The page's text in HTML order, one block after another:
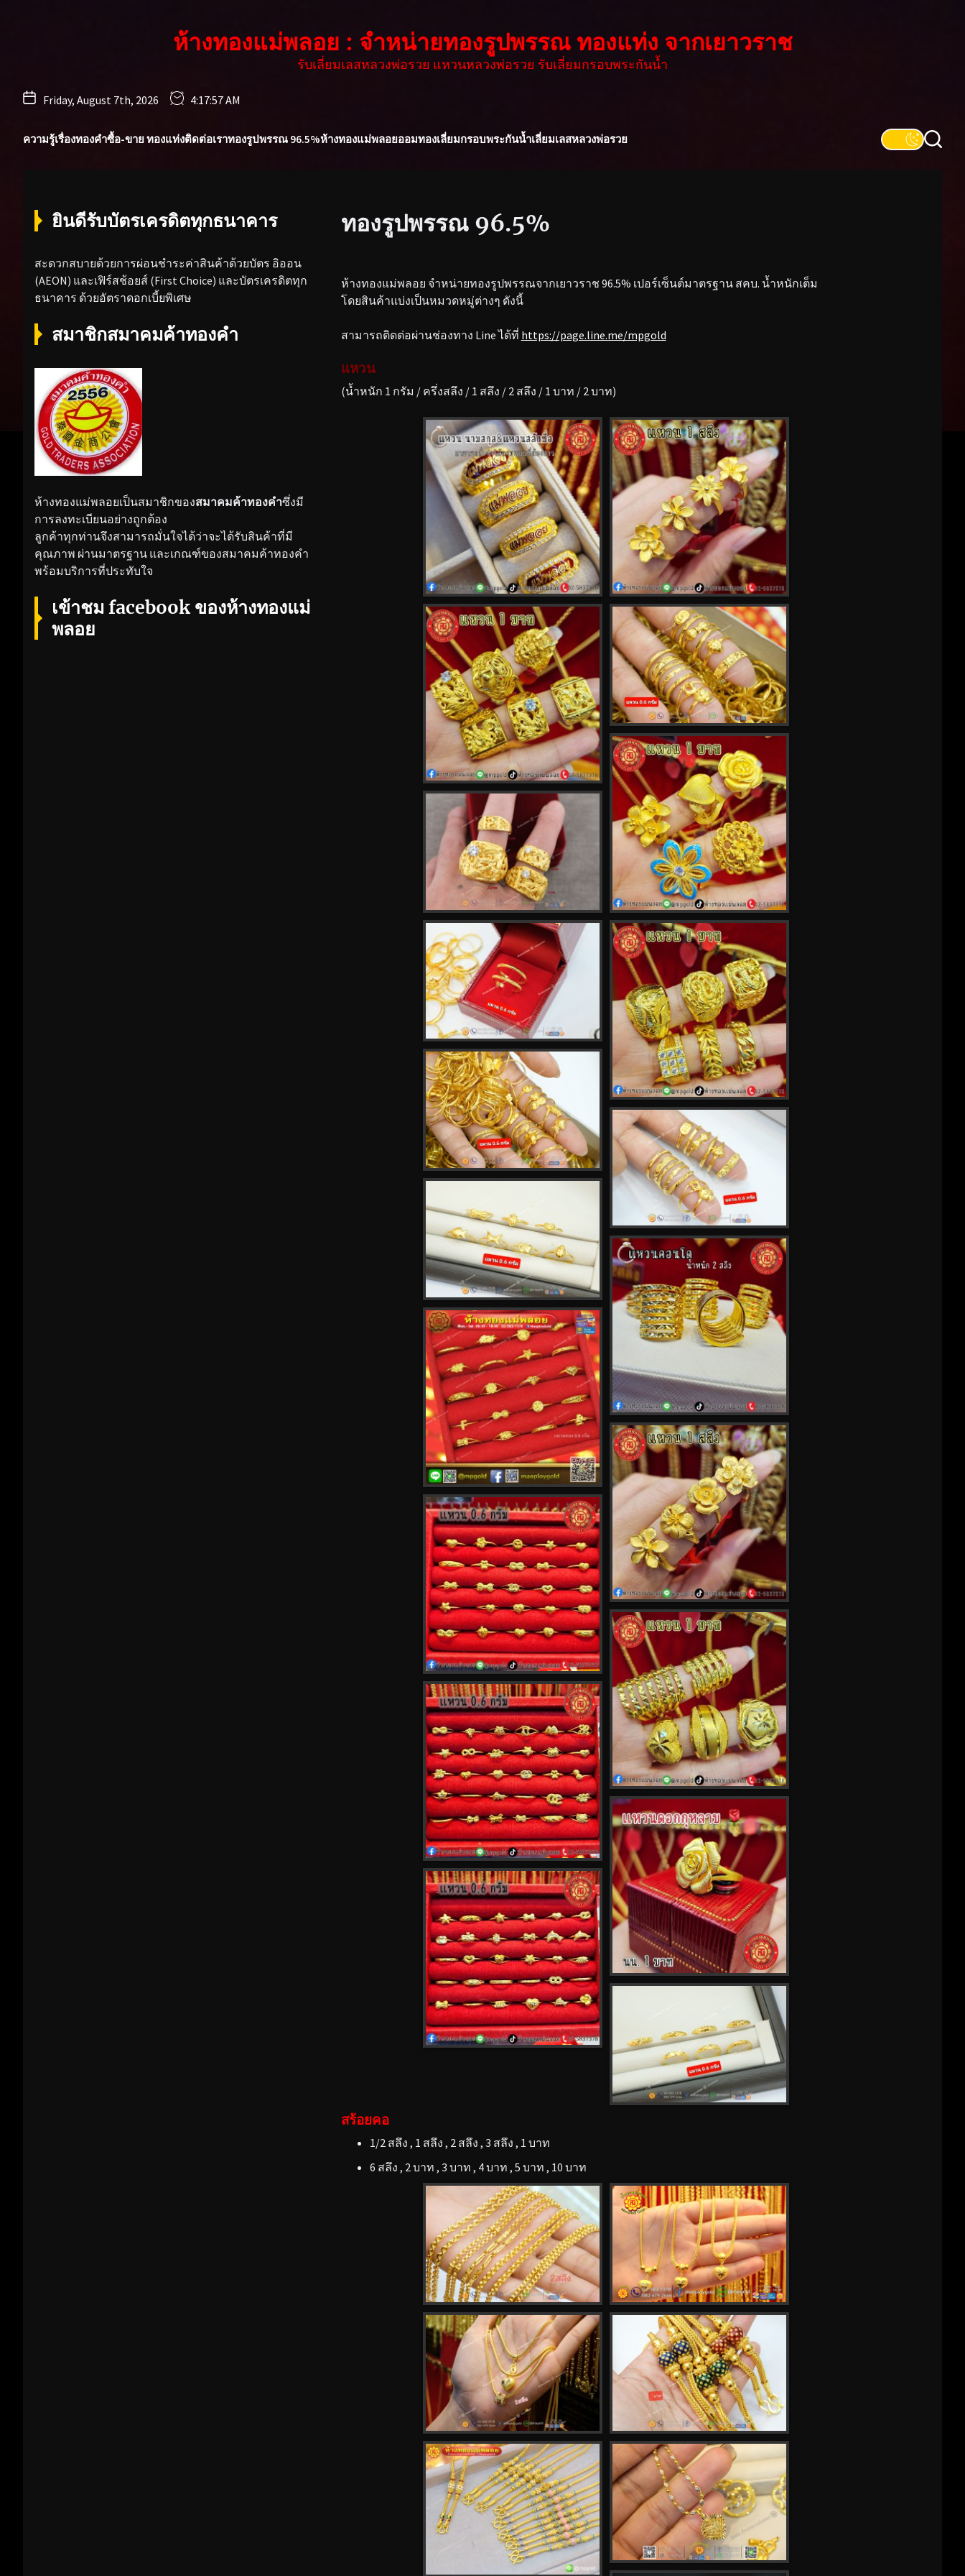
ห้างทองแม่พลอย : จำหน่ายทองรูปพรรณ ทองแท่ง จากเยาวราช
รับเลี่ยมเลสหลวงพ่อรวย แหวนหลวงพ่อรวย รับเลี่ยมกรอบพระกันน้ำ
Friday, August 7th, 2026 4:17:59 AM
ความรู้เรื่องทองคำซื้อ-ขาย ทองแท่งติดต่อเราทองรูปพรรณ 96.5%ห้างทองแม่พลอยออมทองเลี่ยมกรอบพระกันน้ำเลี่ยมเลสหลวงพ่อรวย
ทองรูปพรรณ 96.5%
ห้างทองแม่พลอย จำหน่ายทองรูปพรรณจากเยาวราช 96.5% เปอร์เซ็นต์มาตรฐาน สคบ. น้ำหนักเต็ม
โดยสินค้าแบ่งเป็นหมวดหมู่ต่างๆ ดังนี้
สามารถติดต่อผ่านช่องทาง Line ได้ที่ https://page.line.me/mpgold
แหวน
(น้ำหนัก 1 กรัม / ครึ่งสลึง / 1 สลึง / 2 สลึง / 1 บาท / 2 บาท)
สร้อยคอ
1/2 สลึง , 1 สลึง , 2 สลึง , 3 สลึง , 1 บาท
6 สลึง , 2 บาท , 3 บาท , 4 บาท , 5 บาท , 10 บาท
ยินดีรับบัตรเครดิตทุกธนาคาร
สะดวกสบายด้วยการผ่อนชำระค่าสินค้าด้วยบัตร อิออน
(AEON) และเฟิร์สช้อยส์ (First Choice) และบัตรเครดิตทุก
ธนาคาร ด้วยอัตราดอกเบี้ยพิเศษ
สมาชิกสมาคมค้าทองคำ
ห้างทองแม่พลอยเป็นสมาชิกของสมาคมค้าทองคำซึ่งมี
การลงทะเบียนอย่างถูกต้อง
ลูกค้าทุกท่านจึงสามารถมั่นใจได้ว่าจะได้รับสินค้าที่มี
คุณภาพ ผ่านมาตรฐาน และเกณฑ์ของสมาคมค้าทองคำ
พร้อมบริการที่ประทับใจ
เข้าชม facebook ของห้างทองแม่
พลอย